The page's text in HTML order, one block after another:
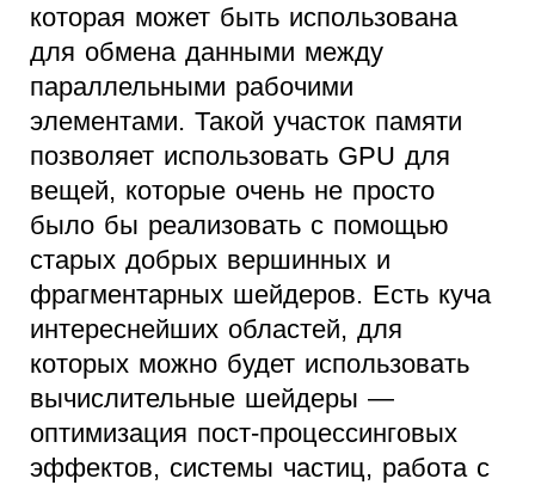
которая может быть использована
для обмена данными между
параллельными рабочими
элементами. Такой участок памяти
позволяет использовать GPU для
вещей, которые очень не просто
было бы реализовать с помощью
старых добрых вершинных и
фрагментарных шейдеров. Есть куча
интереснейших областей, для
которых можно будет использовать
вычислительные шейдеры —
оптимизация пост-процессинговых
эффектов, системы частиц, работа с